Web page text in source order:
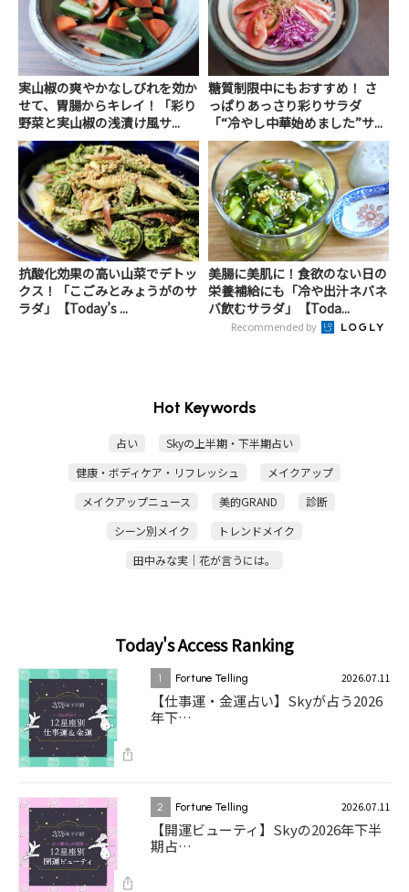
実山椒の爽やかなしびれを効か
せて、胃腸からキレイ！「彩り
野菜と実山椒の浅漬け風サ...
糖質制限中にもおすすめ！ さ
っぱりあっさり彩りサラダ
「“冷やし中華始めました”サ...
抗酸化効果の高い山菜でデトッ
クス！「こごみとみょうがのサ
ラダ」【Today’s ...
美腸に美肌に！食欲のない日の
栄養補給にも「冷や出汁ネバネ
バ飲むサラダ」【Toda...
Recommended by
Hot Keywords
占い
Skyの上半期・下半期占い
健康・ボディケア・リフレッシュ
メイクアップ
メイクアップニュース
美的GRAND
診断
シーン別メイク
トレンドメイク
田中みな実｜花が言うには。
Today's Access Ranking
1 Fortune Telling 2026.07.11
【仕事運・金運占い】Skyが占う2026
年下…
2 Fortune Telling 2026.07.11
【開運ビューティ】Skyの2026年下半
期占…